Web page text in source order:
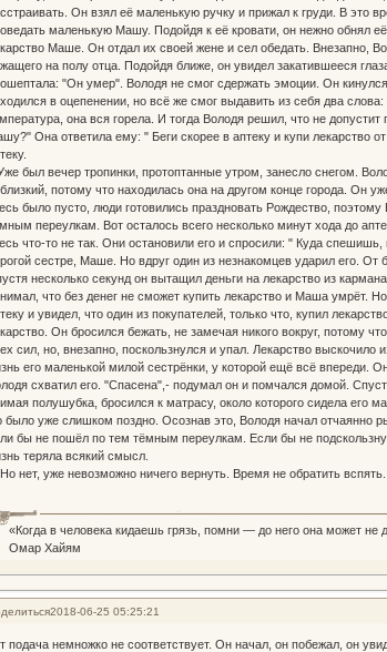
Он взял её маленькую ручку и прижал к груди. В
маленькую Машу. Подойдя к её кровати, он нежно обнял
Маше. Он отдал их своей жене и сел обедать. Внезапно,
на полу отца. Подойдя ближе, он увидел закатившееся
"Он умер". Володя не смог сдержать эмоции. Он
в оцепенении, но всё же смог выдавить из себя два
она вся горела. И тогда Володя решил, что не
Она ответила ему: " Беги скорее в аптеку и купи лекарство
был вечер тропинки, протоптанные утром, занесло снегом.
потому что находилась она на другом конце города. Он
было пусто, люди готовились праздновать Рождество,
переулкам. Вот осталось всего несколько минут хода до
что-то не так. Они остановили его и спросили: " Куда
сестре, Маше. Но вдруг один из незнакомцев ударил его.
несколько секунд он вытащил деньги на лекарство из
что без денег не сможет купить лекарство и Маша умрёт.
и увидел, что один из покупателей, только что, купил
Он бросился бежать, не замечая никого вокруг, потому
сил, но, внезапно, поскользнулся и упал. Лекарство
его маленькой милой сестрёнки, у которой ещё всё впереди.
схватил его. "Спасена",- подумал он и помчался домой.
полушубка, бросился к матрасу, около которого сидела его
было уже слишком поздно. Осознав это, Володя начал отчаянно
бы не пошёл по тем тёмным переулкам. Если бы не
теряла всякий смысл.
нет, уже невозможно ничего вернуть. Время не обратить вспять.
«Когда в человека кидаешь грязь, помни — до него она может не
Омар Хайям
2018-06-25 05:25:21
подача немножко не соответствует. Он начал, он побежал, он